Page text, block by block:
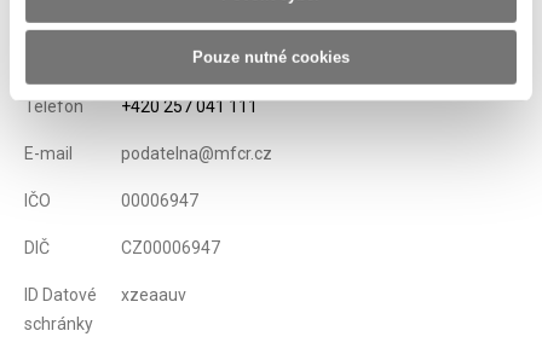
Pouze nutné cookies
Letenská 15, 118 10 Praha
Telefon +420 257 041 111
E-mail podatelna@mfcr.cz
IČO 00006947
DIČ CZ00006947
ID Datové
schránky
xzeaauv